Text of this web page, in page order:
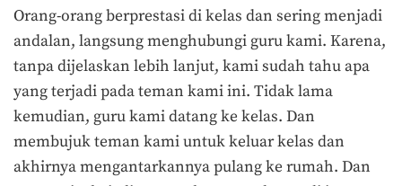
Orang-orang berprestasi di kelas dan sering menjadi
andalan, langsung menghubungi guru kami. Karena,
tanpa dijelaskan lebih lanjut, kami sudah tahu apa
yang terjadi pada teman kami ini. Tidak lama
kemudian, guru kami datang ke kelas. Dan
membujuk teman kami untuk keluar kelas dan
akhirnya mengantarkannya pulang ke rumah. Dan